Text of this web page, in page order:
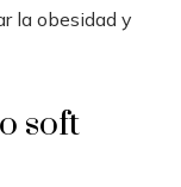
la obesidad y
soft